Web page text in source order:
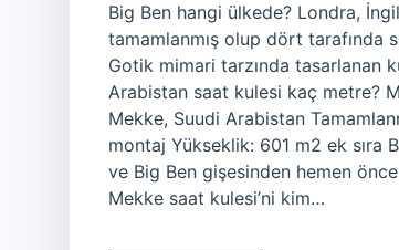
Big Ben hangi ülkede? Londra,
tamamlanmış olup dört tarafında
Gotik mimari tarzında tasarlanan
Arabistan saat kulesi kaç metre?
Mekke, Suudi Arabistan
montaj Yükseklik: 601 m2 ek sıra
ve Big Ben gişesinden hemen
Mekke saat kulesi’ni kim…